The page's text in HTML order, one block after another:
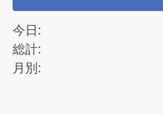
今日:
総計:
月別: